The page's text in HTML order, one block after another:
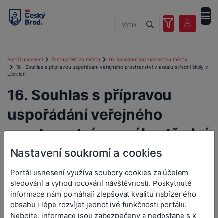
Portál usnesení Zastupitelstvo města
16. zasedání zastupitelstva města
16 . Souhlas s přípravou uspořádání veřejného prostranství v areálu střední školy v
Liblicích
16. Souhlas s přípravou
uspořádání veřejného
prostranství v areálu střední
školy v Liblicích
16. Souhlas s přípravou
Nastavení soukromí a cookies
Portál usnesení využívá soubory cookies za účelem
sledování a vyhodnocování návštěvnosti. Poskytnuté
informace nám pomáhají zlepšovat kvalitu nabízeného
obsahu i lépe rozvíjet jednotlivé funkčnosti portálu.
Nebojte, informace jsou zabezpečeny a nedostane s k